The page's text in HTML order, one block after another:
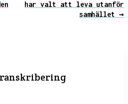
har valt att leva utanför
samhället →